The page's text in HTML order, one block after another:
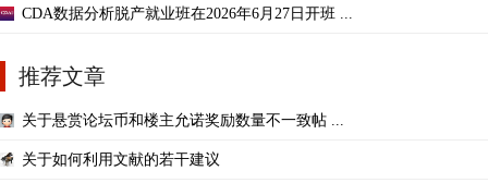
CDA数据分析脱产就业班在2026年6月27日开班 ...
推荐文章
关于悬赏论坛币和楼主允诺奖励数量不一致帖 ...
关于如何利用文献的若干建议